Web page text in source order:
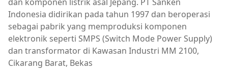
Indonesia didirikan pada tahun 1997 dan beroperasi
sebagai pabrik yang memproduksi komponen
elektronik seperti SMPS (Switch Mode Power Supply)
dan transformator di Kawasan Industri MM 2100,
Cikarang Barat, Bekas